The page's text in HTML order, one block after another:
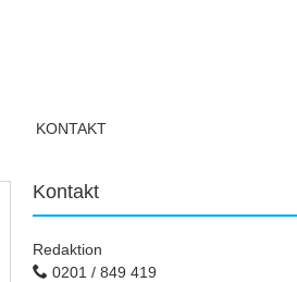
KONTAKT
Kontakt
Redaktion
0201 / 849 419